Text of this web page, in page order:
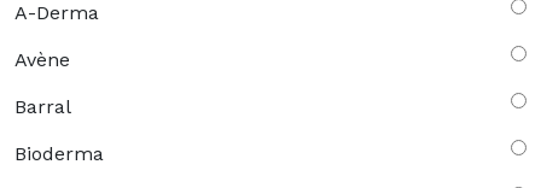
A-Derma
Avène
Barral
Bioderma